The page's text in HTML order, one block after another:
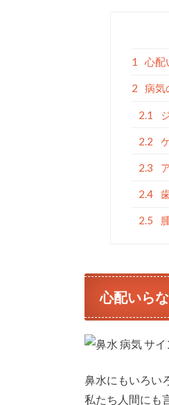
1 心配
2 病気
2.1
2.2
2.3
2.4
2.5
心配いら
鼻水にもいろい
私たち人間にも